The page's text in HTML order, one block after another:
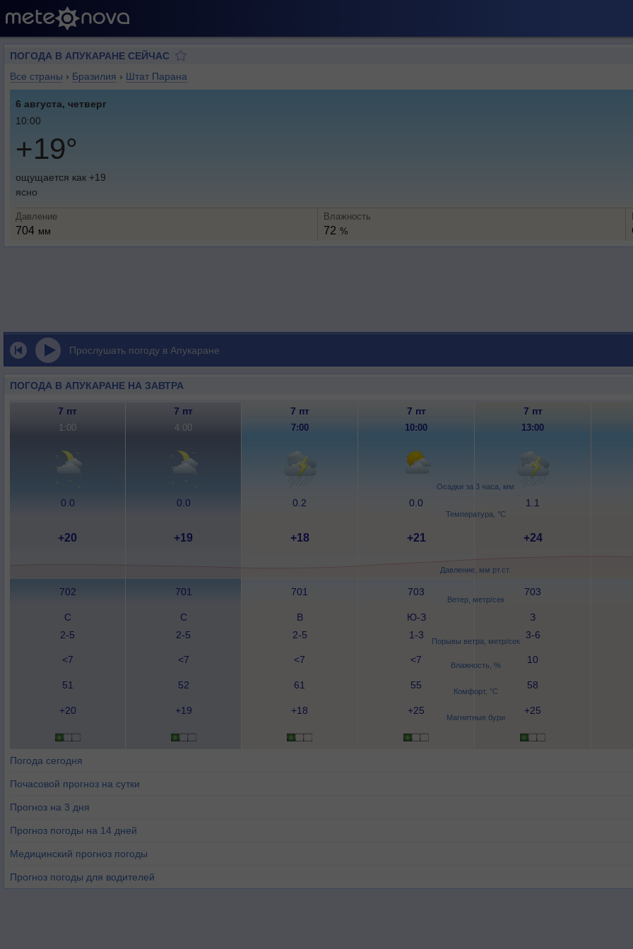
ПОГОДА В АПУКАРАНЕ СЕЙЧАС
Все страны › Бразилия › Штат Парана
6 августа, четверг
10:00
+19°
ощущается как +19
ясно
Давление
704 мм
Влажность
72 %
Прослушать погоду в Апукаране
ПОГОДА В АПУКАРАНЕ НА ЗАВТРА
Осадки за 3 часа, мм
Температура, °C
Давление, мм рт.ст.
Ветер, метр/сек
Порывы ветра, метр/сек
Влажность, %
Комфорт, °C
Магнитные бури
7 пт 7 пт 7 пт 7 пт 7 пт
1:00 4:00 7:00 10:00 13:00
0.0 0.0 0.2 0.0 1.1
+20 +19 +18 +21 +24
702 701 701 703 703
С
2-5
С
2-5
В
2-5
Ю-З
1-3
З
3-6
<7 <7 <7 <7 10
51 52 61 55 58
+20 +19 +18 +25 +25
Погода сегодня
Почасовой прогноз на сутки
Прогноз на 3 дня
Прогноз погоды на 14 дней
Медицинский прогноз погоды
Прогноз погоды для водителей